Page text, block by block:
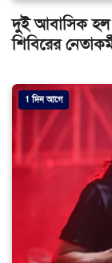
দুই আবাসিক হল
শিবিরের
1 দিন আগে